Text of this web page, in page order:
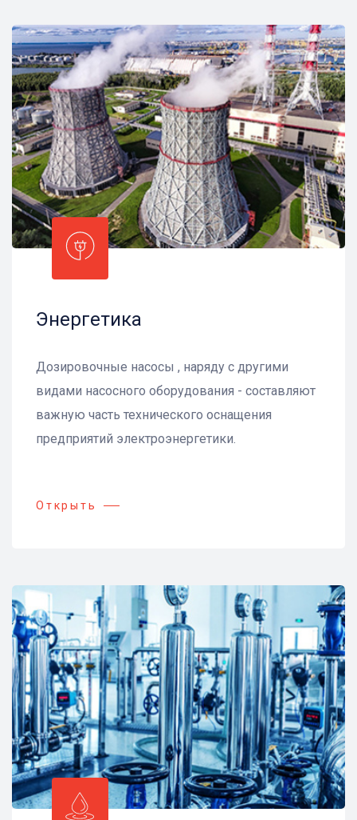
Энергетика
Дозировочные насосы , наряду с другими
видами насосного оборудования - составляют
важную часть технического оснащения
предприятий электроэнергетики.
Открыть